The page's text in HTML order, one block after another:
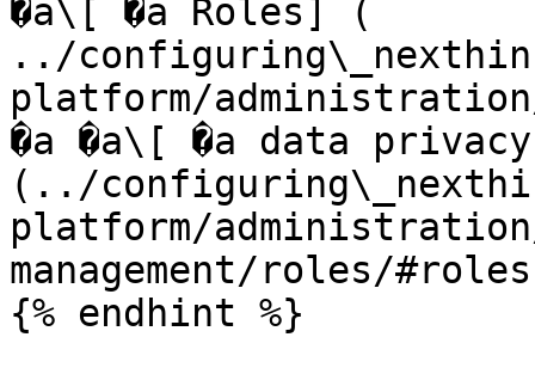
�a\[ �a Roles] (
../
platform/
�a �a\[ �a data
(../
platform/
management/roles/
{% endhint %}